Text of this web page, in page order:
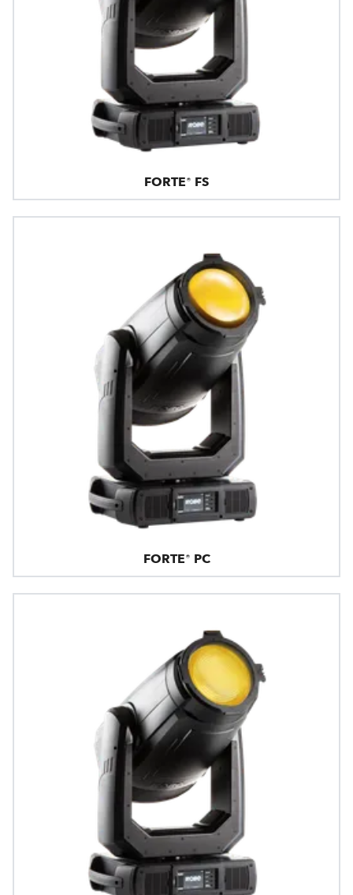
FORTE® FS
FORTE® PC